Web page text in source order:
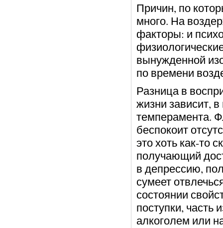
Причин, по
много. На
факторы: и
вынужденной
по времени
Разница в
жизни зависит,
темперамента.
беспокоит
это хоть как-то
получающий
в депрессию,
сумеет
состоянии
поступки, часть
алкоголем или